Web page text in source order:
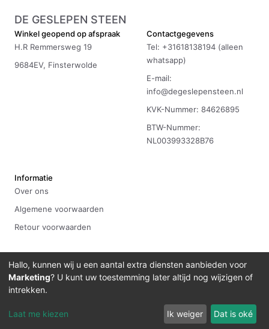
DE GESLEPEN STEEN
Winkel geopend op afspraak
H.R Remmersweg 19
9684EV, Finsterwolde
Contactgegevens
Tel: +31618138194 (alleen
whatsapp)
E-mail:
info@degeslepensteen.nl
KVK-Nummer: 84626895
BTW-Nummer:
NL003993328B76
Informatie
Over ons
Algemene voorwaarden
Retour voorwaarden
©2026De Geslepen Steen
Hallo, kunnen wij u een aantal extra diensten aanbieden voor
Marketing? U kunt uw toestemming later altijd nog wijzigen of
intrekken.
Laat me kiezen Ik weiger Dat is oké